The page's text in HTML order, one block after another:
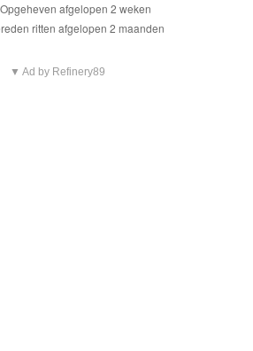
▼ Ad by Refinery89